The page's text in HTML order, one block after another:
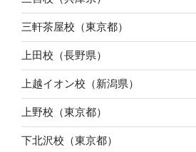
三軒茶屋校（東京都）
上田校（長野県）
上越イオン校（新潟県）
上野校（東京都）
下北沢校（東京都）